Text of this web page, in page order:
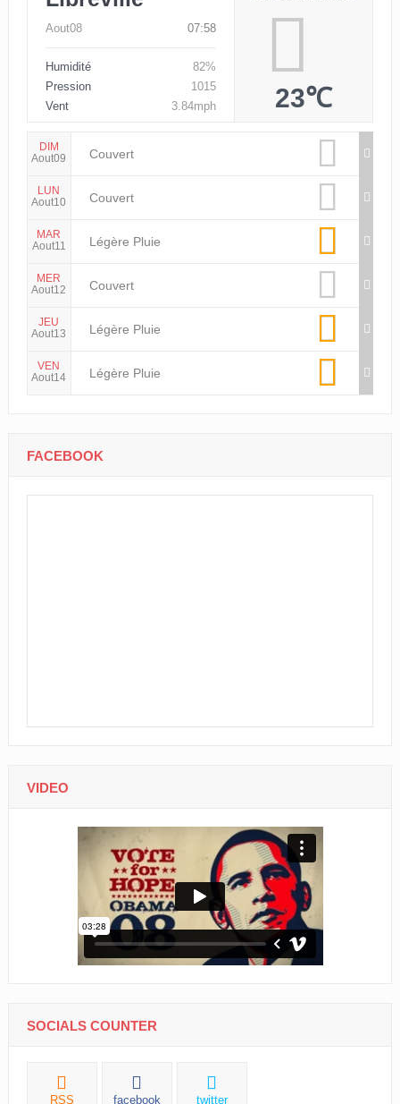
Aout08 07:58
Humidité
82%
Pression
1015
Vent
3.84mph 23℃
DIM
Aout09
Couvert
LUN
Aout10
Couvert
MAR
Aout11
Légère Pluie
MER
Aout12
Couvert
JEU
Aout13
Légère Pluie
VEN
Aout14
Légère Pluie
FACEBOOK
VIDEO
SOCIALS COUNTER
RSS facebook twitter